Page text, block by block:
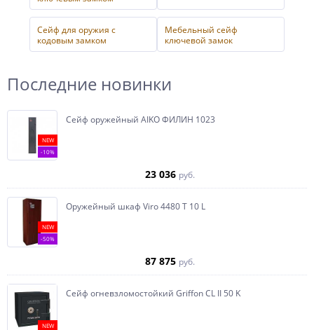
Сейф для оружия с
кодовым замком
Мебельный сейф
ключевой замок
Последние новинки
NEW
-10%
Сейф оружейный AIKO ФИЛИН 1023
23 036 руб.
NEW
-50%
Оружейный шкаф Viro 4480 T 10 L
87 875 руб.
NEW
Сейф огневзломостойкий Griffon CL II 50 K